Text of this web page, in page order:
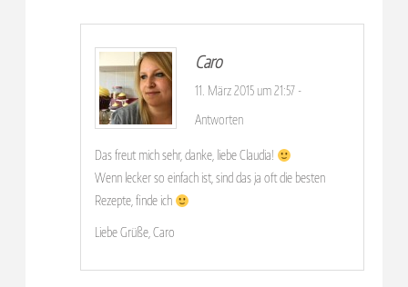
Caro
11. März 2015 um 21:57 -
Antworten
Das freut mich sehr, danke, liebe Claudia!
Wenn lecker so einfach ist, sind das ja oft die besten
Rezepte, finde ich
Liebe Grüße, Caro